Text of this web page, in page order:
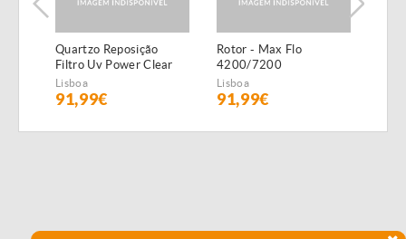
Quartzo Reposição
Filtro Uv Power Clear
Lagoa 55W
Lisboa
91,99€
Rotor - Max Flo
4200/7200
Lisboa
91,99€